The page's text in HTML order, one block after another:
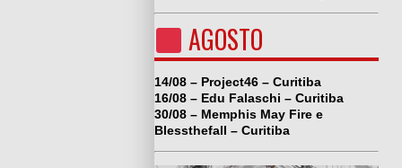
AGOSTO
14/08 – Project46 – Curitiba
16/08 – Edu Falaschi – Curitiba
30/08 – Memphis May Fire e
Blessthefall – Curitiba